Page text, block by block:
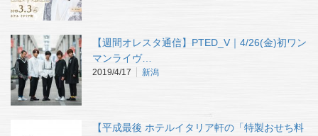
【週間オレスタ通信】PTED_V｜4/26(金)初ワン
マンライヴ…
2019/4/17 新潟
【平成最後 ホテルイタリア軒の「特製おせち料